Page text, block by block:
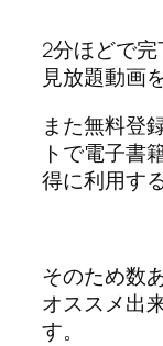
2分ほどで
見放題動画
また無料登
トで電子書
得に利用す
そのため数
オススメ出
す。